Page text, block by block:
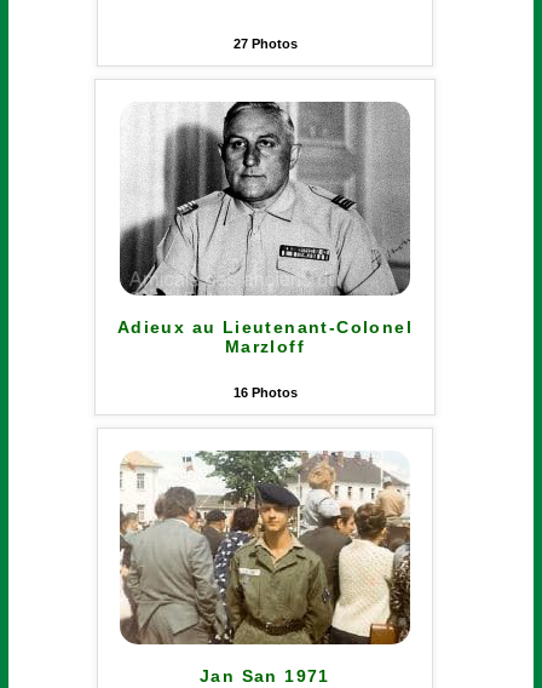
27Photos
Adieux au Lieutenant-Colonel
Marzloff
16Photos
Jan San 1971